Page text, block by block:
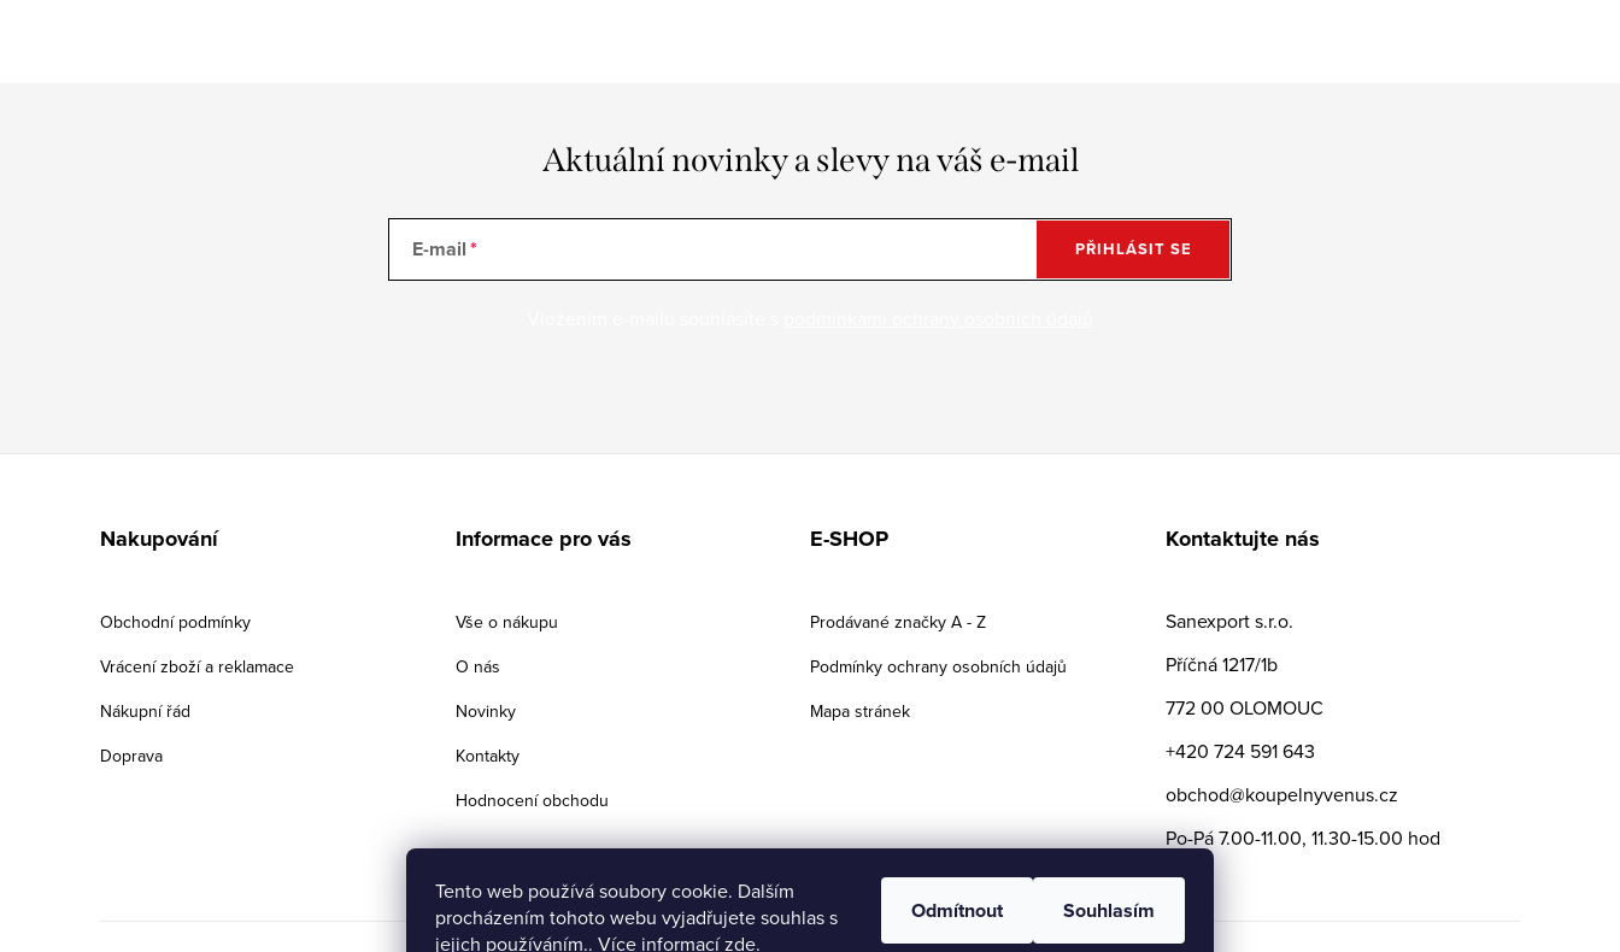
Tento web používá soubory cookie. Dalším
procházením tohoto webu vyjadřujete souhlas s
jejich používáním.. Více informacízde.
Odmítnout Souhlasím
Aktuální novinky a slevy na váš e-mail
E-mail PŘIHLÁSIT SE
Nakupování
Obchodní podmínky
Vrácení zboží a reklamace
Nákupní řád
Doprava
Informace pro vás
Vše o nákupu
O nás
Novinky
Kontakty
Hodnocení obchodu
E-SHOP
Prodávané značky A - Z
Podmínky ochrany osobních údajů
Mapa stránek
Kontaktujte nás
Sanexport s.r.o.
Příčná 1217/1b
772 00 OLOMOUC
+420 724 591 643
obchod@koupelnyvenus.cz
Po-Pá 7.00-11.00, 11.30-15.00 hod